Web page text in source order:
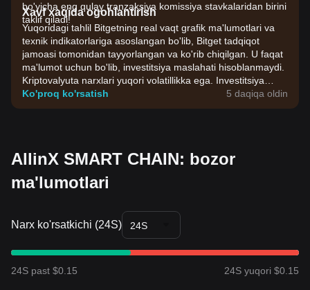
bo'yicha eng qulay tranzaksiya komissiya stavkalaridan birini
taklif qiladi!
Xavf xaqida ogohlantirish
Yuqoridagi tahlil Bitgetning real vaqt grafik ma'lumotlari va
texnik indikatorlariga asoslangan bo'lib, Bitget tadqiqot
jamoasi tomonidan tayyorlangan va ko'rib chiqilgan. U faqat
ma'lumot uchun bo'lib, investitsiya maslahati hisoblanmaydi.
Kriptovalyuta narxlari yuqori volatillikka ega. Investitsiya
qarorlarini o'zingizning riskga chidamliligingiz asosida qabul
qiling.
Ko'proq ko'rsatish 5 daqiqa oldin
AllinX SMART CHAIN: bozor
ma'lumotlari
Narx ko'rsatkichi (24S) 24S
24S past $0.15 24S yuqori $0.15